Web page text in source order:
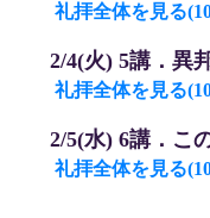
礼拝全体を見る
2/4(火) 5講．異
礼拝全体を見る
2/5(水) 6講．こ
礼拝全体を見る